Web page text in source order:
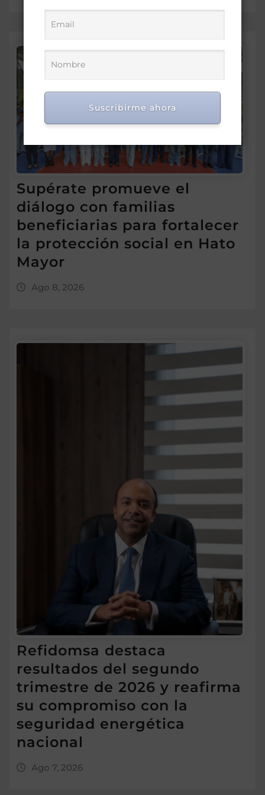
Supérate promueve el
diálogo con familias
beneficiarias para fortalecer
la protección social en Hato
Mayor
Ago 8, 2026
Refidomsa destaca
resultados del segundo
trimestre de 2026 y reafirma
su compromiso con la
seguridad energética
nacional
Ago 7, 2026
Suscribirme ahora